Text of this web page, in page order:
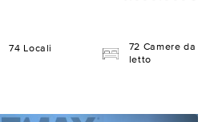
74 Locali
72 Camere da
letto